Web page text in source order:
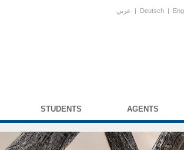
عربي | Deutsch |
STUDENTS AGENTS